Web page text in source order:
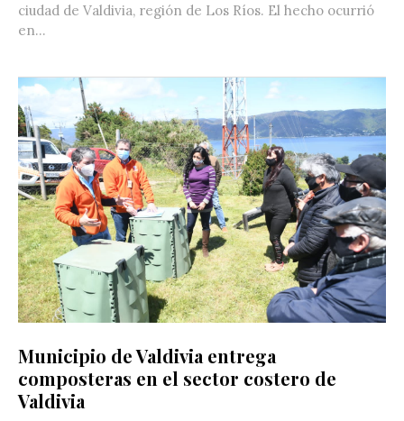
ciudad de Valdivia, región de Los Ríos. El hecho ocurrió
en...
Municipio de Valdivia entrega
composteras en el sector costero de
Valdivia